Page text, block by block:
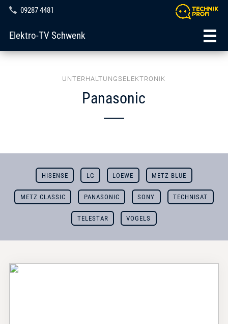
09287 4481
Elektro-TV Schwenk
UNTERHALTUNGSELEKTRONIK
Panasonic
HISENSE LG LOEWE METZ BLUE
METZ CLASSIC PANASONIC SONY TECHNISAT
TELESTAR VOGELS